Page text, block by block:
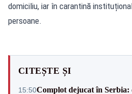
domiciliu, iar în carantină
persoane.
CITEȘTE ȘI
15:50Complot dejucat în Serbia: